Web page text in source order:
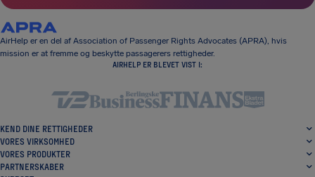
AirHelp er en del af Association of Passenger Rights Advocates (APRA), hvis
mission er at fremme og beskytte passagerers rettigheder.
AIRHELP ER BLEVET VIST I:
KEND DINE RETTIGHEDER
VORES VIRKSOMHED
VORES PRODUKTER
PARTNERSKABER